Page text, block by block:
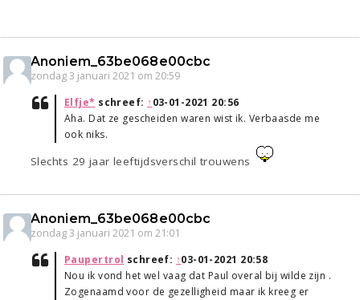
Anoniem_63be068e00cbc
zondag 3 januari 2021 om 20:59
Elfje* schreef: ↑03-01-2021 20:56
Aha. Dat ze gescheiden waren wist ik. Verbaasde me
ook niks.
Slechts 29 jaar leeftijdsverschil trouwens
Anoniem_63be068e00cbc
zondag 3 januari 2021 om 21:01
Paupertrol schreef: ↑03-01-2021 20:58
Nou ik vond het wel vaag dat Paul overal bij wilde zijn .
Zogenaamd voor de gezelligheid maar ik kreeg er